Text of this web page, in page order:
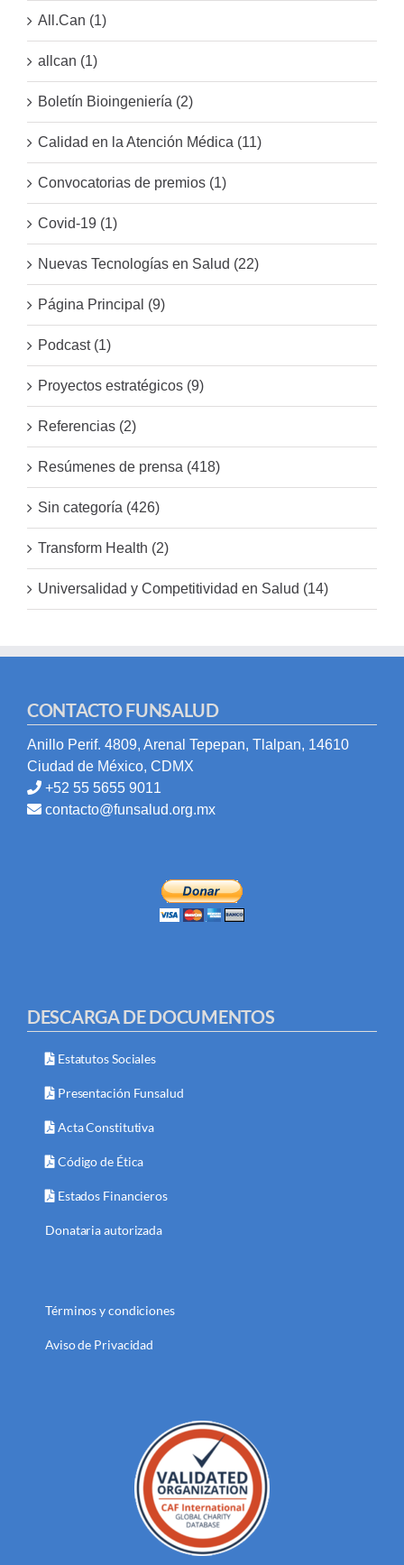
All.Can (1)
allcan (1)
Boletín Bioingeniería (2)
Calidad en la Atención Médica (11)
Convocatorias de premios (1)
Covid-19 (1)
Nuevas Tecnologías en Salud (22)
Página Principal (9)
Podcast (1)
Proyectos estratégicos (9)
Referencias (2)
Resúmenes de prensa (418)
Sin categoría (426)
Transform Health (2)
Universalidad y Competitividad en Salud (14)
CONTACTO FUNSALUD
Anillo Perif. 4809, Arenal Tepepan, Tlalpan, 14610
Ciudad de México, CDMX
+52 55 5655 9011
contacto@funsalud.org.mx
DESCARGA DE DOCUMENTOS
Estatutos Sociales
Presentación Funsalud
Acta Constitutiva
Código de Ética
Estados Financieros
Donataria autorizada
Términos y condiciones
Aviso de Privacidad